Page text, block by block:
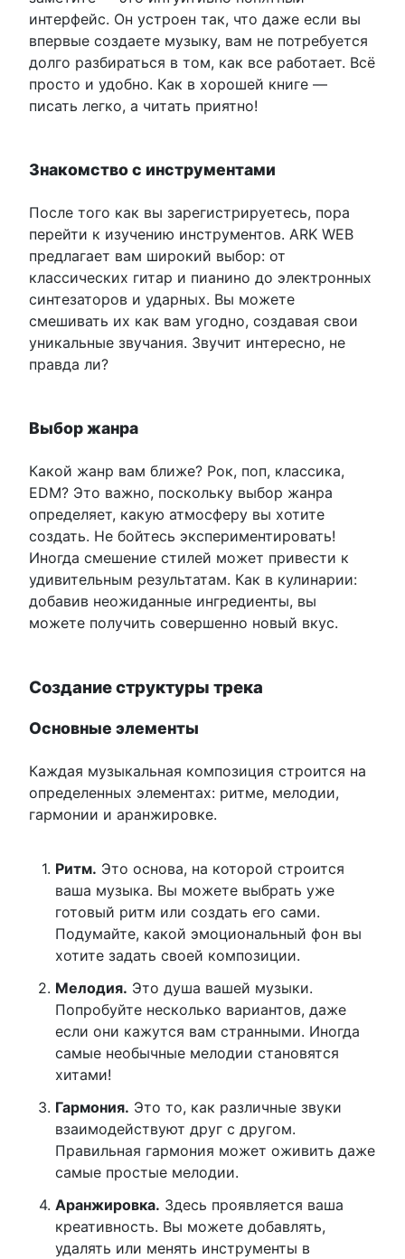
интерфейс. Он устроен так, что даже если вы
впервые создаете музыку, вам не потребуется
долго разбираться в том, как все работает. Всё
просто и удобно. Как в хорошей книге —
писать легко, а читать приятно!
Знакомство с инструментами
После того как вы зарегистрируетесь, пора
перейти к изучению инструментов. ARK WEB
предлагает вам широкий выбор: от
классических гитар и пианино до электронных
синтезаторов и ударных. Вы можете
смешивать их как вам угодно, создавая свои
уникальные звучания. Звучит интересно, не
правда ли?
Выбор жанра
Какой жанр вам ближе? Рок, поп, классика,
EDM? Это важно, поскольку выбор жанра
определяет, какую атмосферу вы хотите
создать. Не бойтесь экспериментировать!
Иногда смешение стилей может привести к
удивительным результатам. Как в кулинарии:
добавив неожиданные ингредиенты, вы
можете получить совершенно новый вкус.
Создание структуры трека
Основные элементы
Каждая музыкальная композиция строится на
определенных элементах: ритме, мелодии,
гармонии и аранжировке.
Ритм. Это основа, на которой строится
ваша музыка. Вы можете выбрать уже
готовый ритм или создать его сами.
Подумайте, какой эмоциональный фон вы
хотите задать своей композиции.
Мелодия. Это душа вашей музыки.
Попробуйте несколько вариантов, даже
если они кажутся вам странными. Иногда
самые необычные мелодии становятся
хитами!
Гармония. Это то, как различные звуки
взаимодействуют друг с другом.
Правильная гармония может оживить даже
самые простые мелодии.
Аранжировка. Здесь проявляется ваша
креативность. Вы можете добавлять,
удалять или менять инструменты в